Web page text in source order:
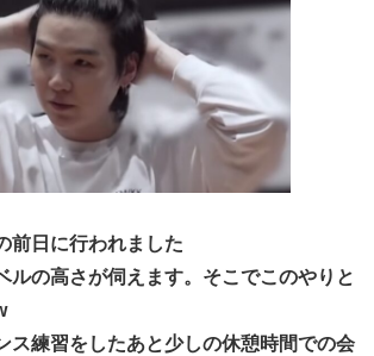
前日に行われました
ルの高さが伺えます。そこでこのやりと
ス練習をしたあと少しの休憩時間での会